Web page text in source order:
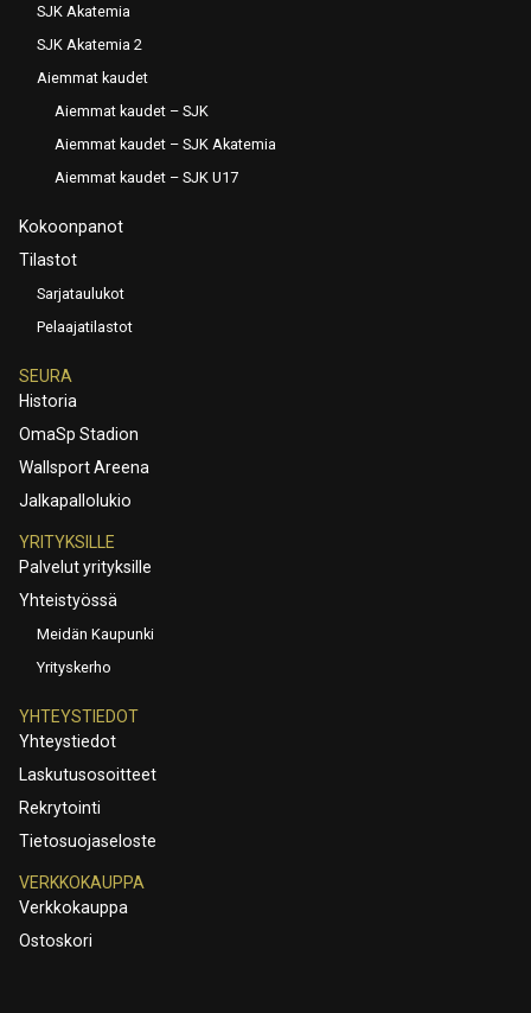
SJK Akatemia
SJK Akatemia 2
Aiemmat kaudet
Aiemmat kaudet – SJK
Aiemmat kaudet – SJK Akatemia
Aiemmat kaudet – SJK U17
Kokoonpanot
Tilastot
Sarjataulukot
Pelaajatilastot
SEURA
Historia
OmaSp Stadion
Wallsport Areena
Jalkapallolukio
YRITYKSILLE
Palvelut yrityksille
Yhteistyössä
Meidän Kaupunki
Yrityskerho
YHTEYSTIEDOT
Yhteystiedot
Laskutusosoitteet
Rekrytointi
Tietosuojaseloste
VERKKOKAUPPA
Verkkokauppa
Ostoskori